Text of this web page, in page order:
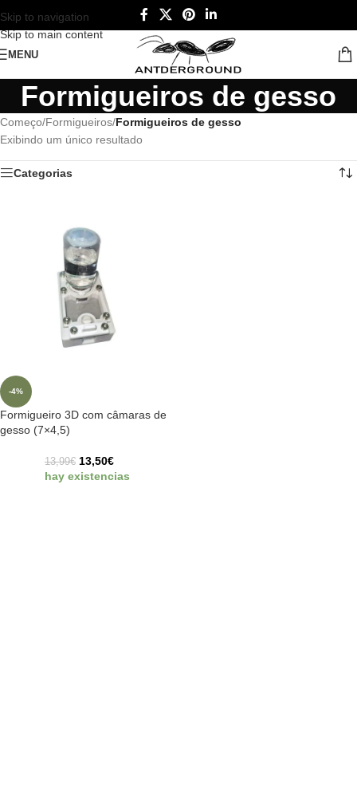
Skip to navigation
Skip to main content
MENU
Formigueiros de gesso
Começo/Formigueiros/Formigueiros de gesso
Exibindo um único resultado
Categorias
-4%
Formigueiro 3D com câmaras de
gesso (7×4,5)
13,99€ 13,50€
hay existencias